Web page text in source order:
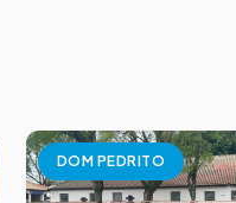
DOM PEDRITO